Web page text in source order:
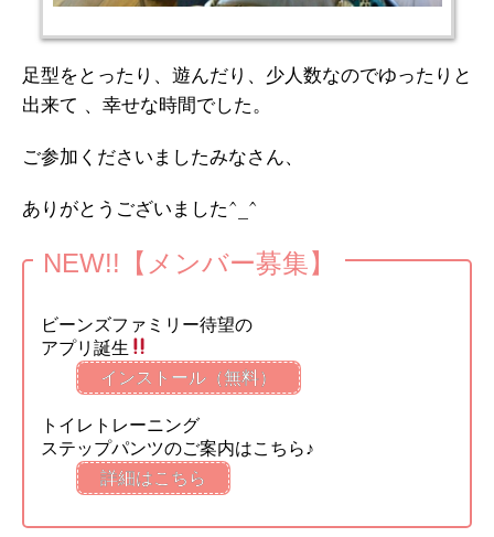
足型をとったり、遊んだり、少人数なのでゆったりと
出来て 、幸せな時間でした。
ご参加くださいましたみなさん、
ありがとうございました^_^
NEW!!【メンバー募集】
ビーンズファミリー待望の
アプリ誕生
インストール（無料）
トイレトレーニング
ステップパンツのご案内はこちら♪
詳細はこちら